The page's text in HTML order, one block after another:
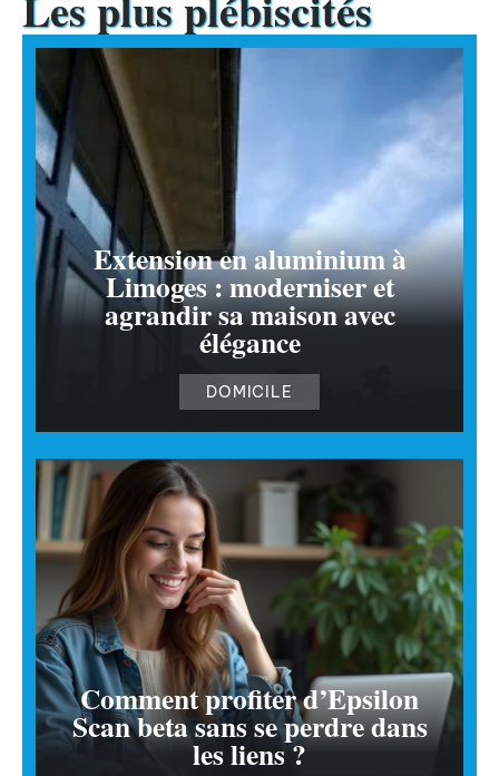
Extension en aluminium à
Limoges : moderniser et
agrandir sa maison avec
élégance
DOMICILE
Comment profiter d’Epsilon
Scan beta sans se perdre dans
les liens ?